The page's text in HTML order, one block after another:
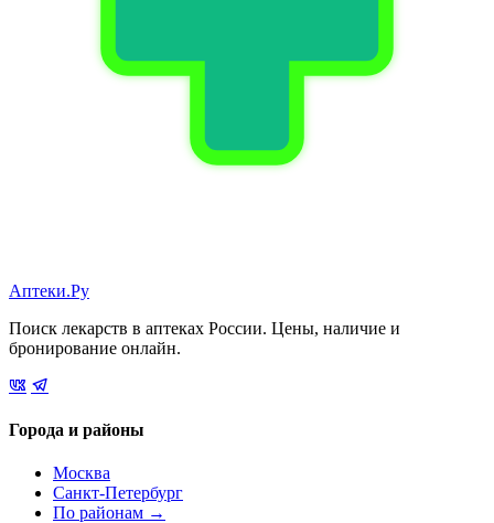
Аптеки.Ру
Поиск лекарств в аптеках России. Цены, наличие и
бронирование онлайн.
Города и районы
Москва
Санкт-Петербург
По районам →